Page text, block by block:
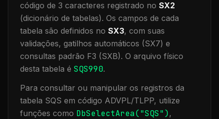
código de 3 caracteres registrado no SX2
(dicionário de tabelas). Os campos de cada
tabela são definidos no SX3, com suas
validações, gatilhos automáticos (SX7) e
consultas padrão F3 (SXB). O arquivo físico
desta tabela é SQS990.
Para consultar ou manipular os registros da
tabela SQS em código ADVPL/TLPP, utilize
funções como DbSelectArea("SQS"),